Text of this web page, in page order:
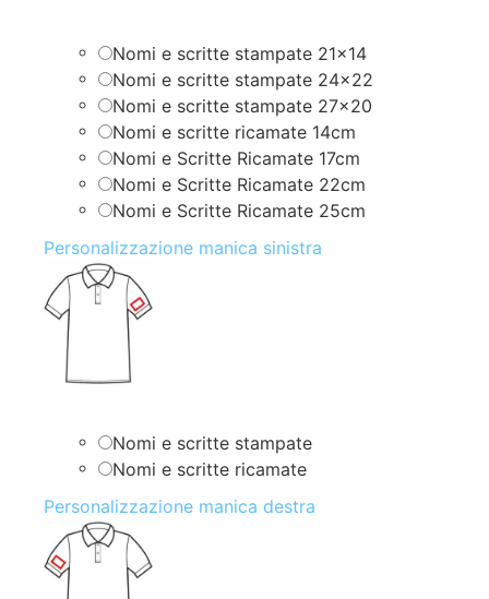
Nomi e scritte stampate 21×14
Nomi e scritte stampate 24×22
Nomi e scritte stampate 27×20
Nomi e scritte ricamate 14cm
Nomi e Scritte Ricamate 17cm
Nomi e Scritte Ricamate 22cm
Nomi e Scritte Ricamate 25cm
Personalizzazione manica sinistra
Nomi e scritte stampate
Nomi e scritte ricamate
Personalizzazione manica destra